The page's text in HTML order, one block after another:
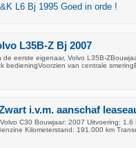
L6 Bj 1995 Goed in orde !
L35B-Z Bj 2007
eerste eigenaar, Volvo L35B-
bedieningVoorzien van centrale
i.v.m. aanschaf
C30 Bouwjaar: 2007 Uitvoering:
Kilometerstand: 191.000 km